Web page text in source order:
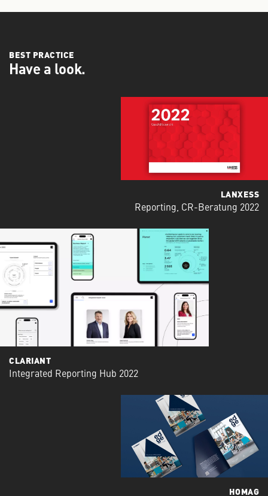
BEST PRACTICE
Have a look.
LANXESS
Reporting, CR-Beratung 2022
CLARIANT
Integrated Reporting Hub 2022
HOMAG